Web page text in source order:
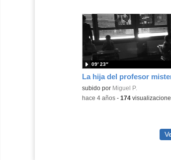
subido por Miguel P.
09′ 23″
-hace 4 años- 174